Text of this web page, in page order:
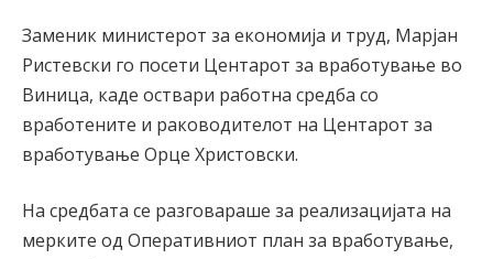
Заменик министерот за економија и труд, Марјан
Ристевски го посети Центарот за вработување во
Виница, каде оствари работна средба со
вработените и раководителот на Центарот за
вработување Орце Христовски.
На средбата се разговараше за реализацијата на
мерките од Оперативниот план за вработување,